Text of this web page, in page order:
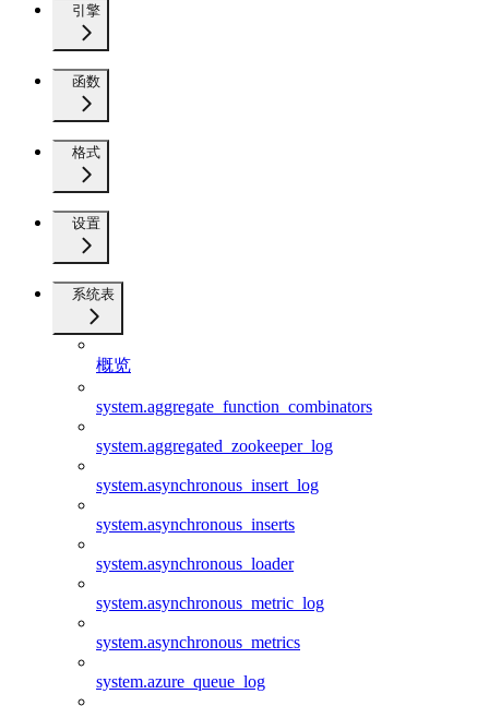
引擎
函数
格式
设置
系统表
概览
system.aggregate_function_combinators
system.aggregated_zookeeper_log
system.asynchronous_insert_log
system.asynchronous_inserts
system.asynchronous_loader
system.asynchronous_metric_log
system.asynchronous_metrics
system.azure_queue_log